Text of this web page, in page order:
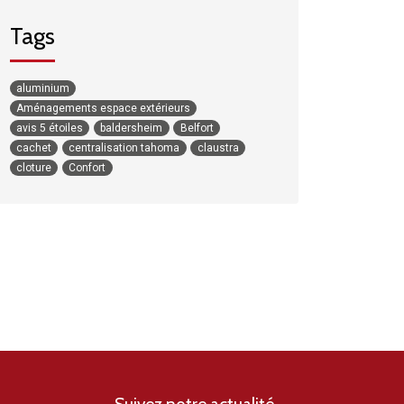
Tags
aluminium
Aménagements espace extérieurs
avis 5 étoiles
baldersheim
Belfort
cachet
centralisation tahoma
claustra
cloture
Confort